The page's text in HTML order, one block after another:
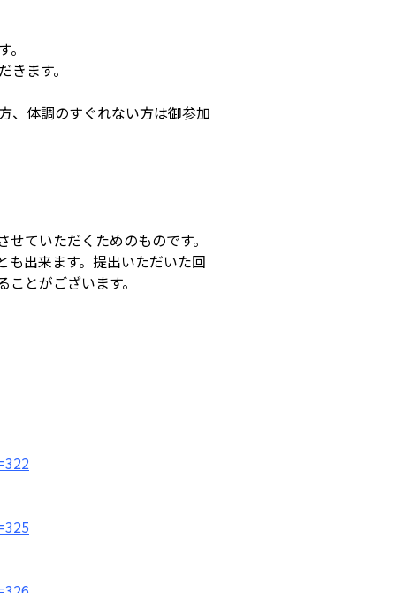
ます。
体調のすぐれない方は御参加
ていただくためのものです。
も出来ます。提出いただいた回
とがございます。